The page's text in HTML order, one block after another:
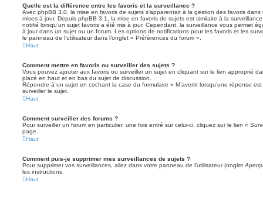
Quelle est la différence entre les favoris et la surveillance ?
Avec phpBB 3.0, la mise en favoris de sujets s’apparentait à la gestion des favoris
mises à jour. Depuis phpBB 3.1, la mise en favoris de sujets est similaire à la
notifié lorsqu’un sujet favoris a été mis à jour. Cependant, la surveillance vous permet
à jour dans un sujet ou un forum. Les options de notifications pour les favoris et les
le panneau de l’utilisateur dans l’onglet « Préférences du forum ».
Haut
Comment mettre en favoris ou surveiller des sujets ?
Vous pouvez ajouter aux favoris ou surveiller un sujet en cliquant sur le lien approprié
placé en haut et en bas du sujet de discussion.
Répondre à un sujet en cochant la case du formulaire « M’avertir lorsqu’une réponse
surveiller le sujet.
Haut
Comment surveiller des forums ?
Pour surveiller un forum en particulier, une fois entré sur celui-ci, cliquez sur le lien «
page.
Haut
Comment puis-je supprimer mes surveillances de sujets ?
Pour supprimer vos surveillances, allez dans votre panneau de l’utilisateur (onglet
les instructions.
Haut